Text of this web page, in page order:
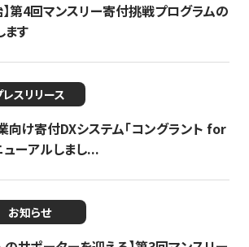
第4回マンスリー寄付挑戦プログラムの
す
レスリリース
向け寄付DXシステム「コングラント for
ーアルしまし...
お知らせ